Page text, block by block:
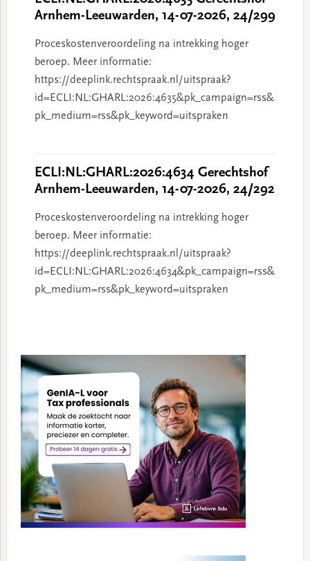
Arnhem-Leeuwarden, 14-07-2026, 24/299
Proceskostenveroordeling na intrekking hoger
beroep. Meer informatie:
https://deeplink.rechtspraak.nl/uitspraak?
id=ECLI:NL:GHARL:2026:4635&pk_campaign=rss&
pk_medium=rss&pk_keyword=uitspraken
ECLI:NL:GHARL:2026:4634 Gerechtshof
Arnhem-Leeuwarden, 14-07-2026, 24/292
Proceskostenveroordeling na intrekking hoger
beroep. Meer informatie:
https://deeplink.rechtspraak.nl/uitspraak?
id=ECLI:NL:GHARL:2026:4634&pk_campaign=rss&
pk_medium=rss&pk_keyword=uitspraken
Sidebar